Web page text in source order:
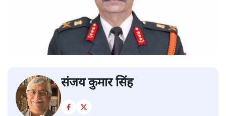
संजय कुमार सिंह